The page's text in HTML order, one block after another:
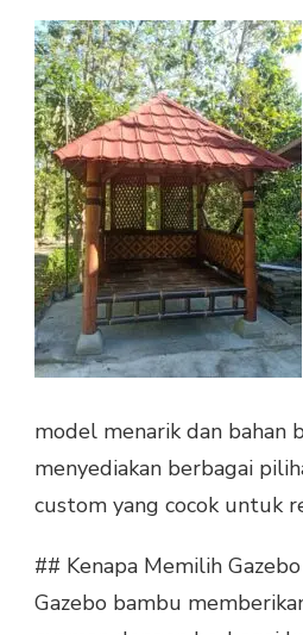
model menarik dan bahan
menyediakan berbagai
custom yang cocok untuk
## Kenapa Memilih
Gazebo bambu